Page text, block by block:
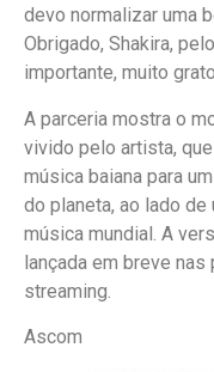
devo normalizar uma
Obrigado, Shakira,
importante, muito
A parceria mostra o
vivido pelo artista,
música baiana para
do planeta, ao lado
música mundial. A
lançada em breve
streaming.
Ascom